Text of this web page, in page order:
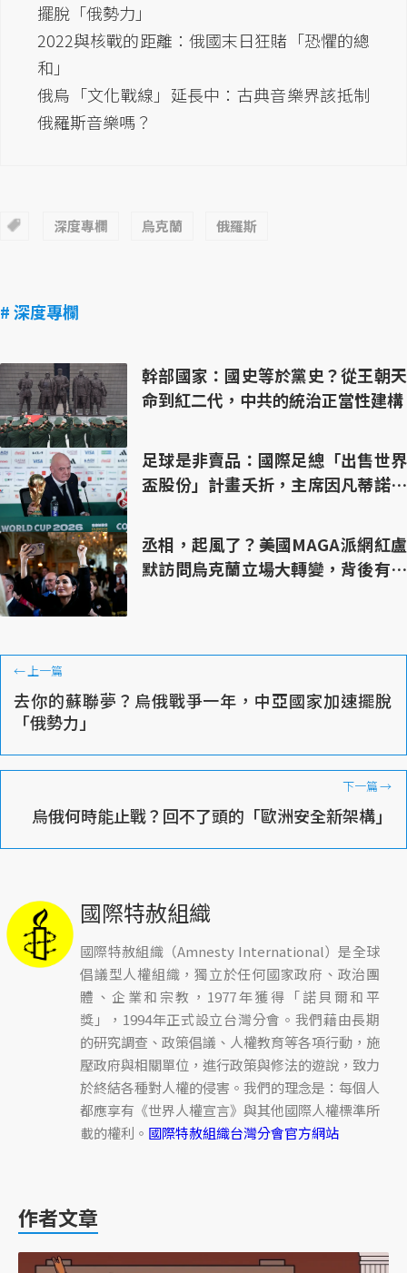
擺脫「俄勢力」
2022與核戰的距離：俄國末日狂賭「恐懼的總
和」
俄烏「文化戰線」延長中：古典音樂界該抵制
俄羅斯音樂嗎？
深度專欄 烏克蘭 俄羅斯
# 深度專欄
幹部國家：國史等於黨史？從王朝天
命到紅二代，中共的統治正當性建構
足球是非賣品：國際足總「出售世界
盃股份」計畫夭折，主席因凡蒂諾面
丞相，起風了？美國MAGA派網紅盧
默訪問烏克蘭立場大轉變，背後有哪
←上一篇
去你的蘇聯夢？烏俄戰爭一年，中亞國家加速擺脫
「俄勢力」
下一篇→
烏俄何時能止戰？回不了頭的「歐洲安全新架構」
國際特赦組織
國際特赦組織（Amnesty International）是全球
倡議型人權組織，獨立於任何國家政府、政治團
體、企業和宗教，1977年獲得「諾貝爾和平
獎」，1994年正式設立台灣分會。我們藉由長期
的研究調查、政策倡議、人權教育等各項行動，施
壓政府與相關單位，進行政策與修法的遊說，致力
於終結各種對人權的侵害。我們的理念是：每個人
都應享有《世界人權宣言》與其他國際人權標準所
載的權利。 國際特赦組織台灣分會官方網站
作者文章